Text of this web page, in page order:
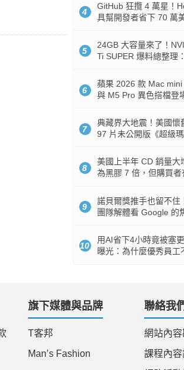
4
GitHub 狂攬 4 萬星！
具幫開發者省下 70 萬
5
24GB 大容量來了！
Ti SUPER 爆料總整理
6
蘋果 2026 款 Mac
與 M5 Pro 異色搭檔登
7
典藏界大地震！美國懷
97 片未公開版《超級
8
美國上半年 CD 銷量大
為黑膠 7 倍，但購買
9
諾貝爾獎推手也留不住
團隊解體看 Google 的
10
用AI省下4小時竟被塞
曝光：為什麼優秀員工
旗下媒體與品牌
T客邦
Man’s Fashion
聯絡我
網站內
課程內容